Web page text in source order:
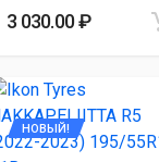
3 030.00 ₽
НОВЫЙ!